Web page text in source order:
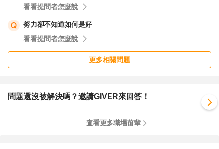
再來，碩班的要求，就是要能解未知的問題。你如果連已知
的基礎問題都搞不定，你要怎麼解未知的問題？工作後你又
要怎麼去應付，你以前沒遇過的未知？
底怎麼來吧！31了，已經沒有什麼犯錯空間了喔！
你可以自己好好思考一下吧，想清楚了，有破釜沉舟之心，
看看提問者怎麼說
努力卻不知道如何是好
看看提問者怎麼說
更多相關問題
問題還沒被解決嗎？邀請GIVER來回答！
查看更多職場前輩